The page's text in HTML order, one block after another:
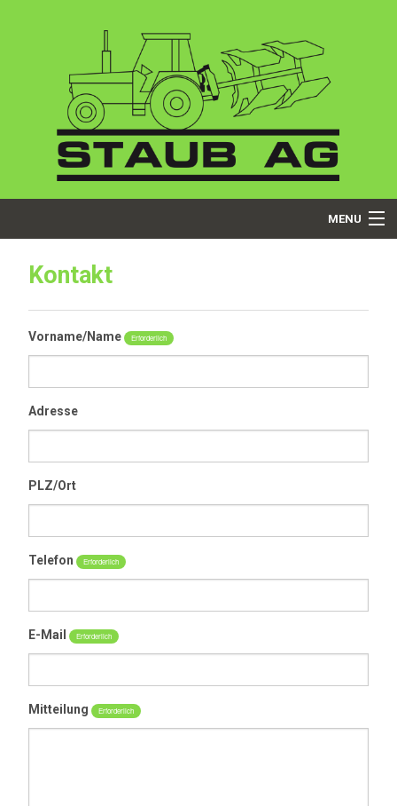
MENU
Dienstleistungen
Produkte
Galerie
Kontakt
Vorname/Name Erforderlich
Adresse
PLZ/Ort
Telefon Erforderlich
E-Mail Erforderlich
Mitteilung Erforderlich